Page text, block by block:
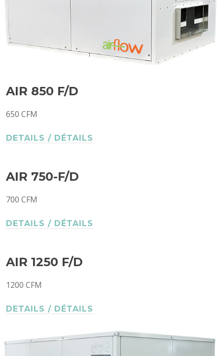
AIR 850 F/D
650 CFM
DETAILS / DÉTAILS
AIR 750-F/D
700 CFM
DETAILS / DÉTAILS
AIR 1250 F/D
1200 CFM
DETAILS / DÉTAILS